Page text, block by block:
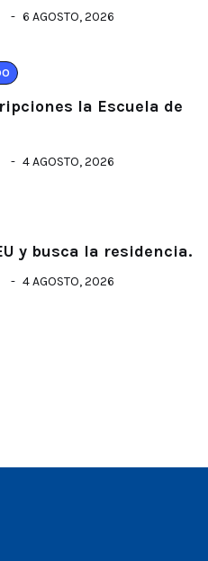
6 AGOSTO, 2026
la Escuela de
4 AGOSTO, 2026
y busca la residencia.
4 AGOSTO, 2026